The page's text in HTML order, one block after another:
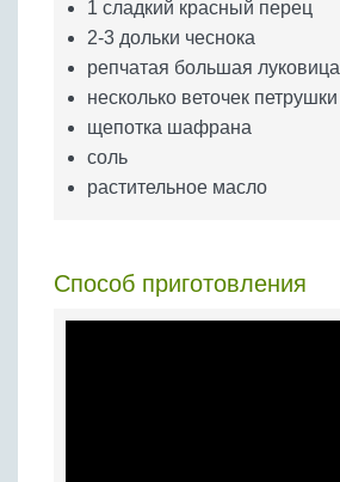
1 сладкий красный перец
2-3 дольки чеснока
репчатая большая луковица
несколько веточек петрушки
щепотка шафрана
соль
растительное масло
Способ приготовления